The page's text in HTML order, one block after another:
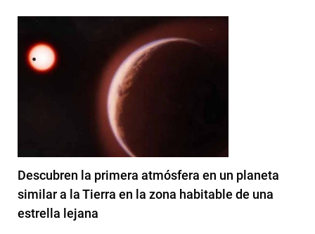
Descubren la primera atmósfera en un planeta
similar a la Tierra en la zona habitable de una
estrella lejana